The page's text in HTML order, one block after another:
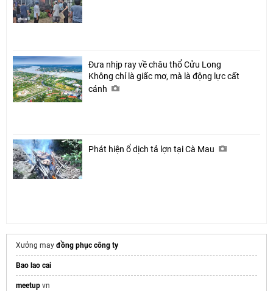
Chia sẻ
Facebook
Đưa nhịp ray về châu thổ Cửu Long
Không chỉ là giấc mơ, mà là động lực cất
cánh
Phát hiện ổ dịch tả lợn tại Cà Mau
Xưởng may đồng phục công ty
Bao lao cai
meetup vn